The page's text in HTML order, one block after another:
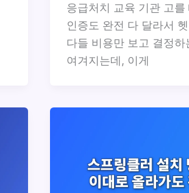
응급처치 교육 기관 고를
인증도 완전 다 달라서
다들 비용만 보고 결정하
여겨지는데, 이게